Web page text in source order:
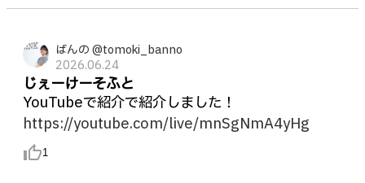
ばんの @tomoki_banno
2026.06.24
じぇーけーそふと
YouTubeで紹介で紹介しました！
https://youtube.com/live/mnSgNmA4yHg
thumb_up_alt1